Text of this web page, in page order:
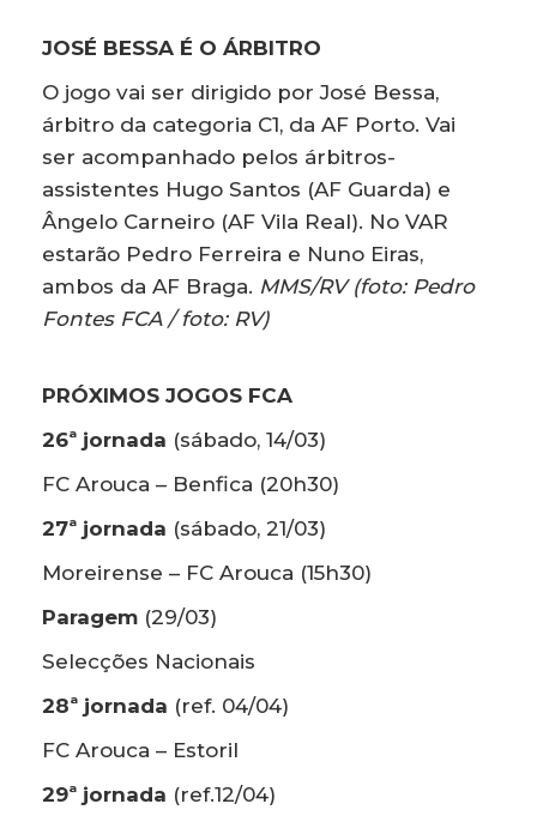
JOSÉ BESSA É O ÁRBITRO
O jogo vai ser dirigido por José Bessa,
árbitro da categoria C1, da AF Porto. Vai
ser acompanhado pelos árbitros-
assistentes Hugo Santos (AF Guarda) e
Ângelo Carneiro (AF Vila Real). No VAR
estarão Pedro Ferreira e Nuno Eiras,
ambos da AF Braga. MMS/RV (foto: Pedro
Fontes FCA / foto: RV)
PRÓXIMOS JOGOS FCA
26ª jornada (sábado, 14/03)
FC Arouca – Benfica (20h30)
27ª jornada (sábado, 21/03)
Moreirense – FC Arouca (15h30)
Paragem (29/03)
Selecções Nacionais
28ª jornada (ref. 04/04)
FC Arouca – Estoril
29ª jornada (ref.12/04)